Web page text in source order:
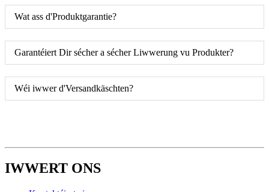
Wat ass d'Produktgarantie?
Garantéiert Dir sécher a sécher Liwwerung vu Produkter?
Wéi iwwer d'Versandkäschten?
IWWERT ONS